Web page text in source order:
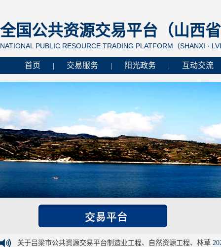
全国公共资源交易平台（山西
NATIONAL PUBLIC RESOURCE TRADING PLATFORM（SHANXI ·
首页 交易服务 阳光政务 互动交流
关于吕梁市公共资源交易平台制造业工程、自然资源工程、林草